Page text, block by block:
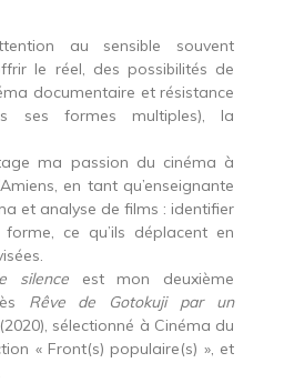
au sensible souvent
le réel, des possibilités de
documentaire et résistance
ses formes multiples), la
ma passion du cinéma à
en tant qu’enseignante
et analyse de films : identifier
ce qu’ils déplacent en
silenceest mon deuxième
Rêve de Gotokuji par un
(2020), sélectionné à Cinéma du
« Front(s) populaire(s) », et